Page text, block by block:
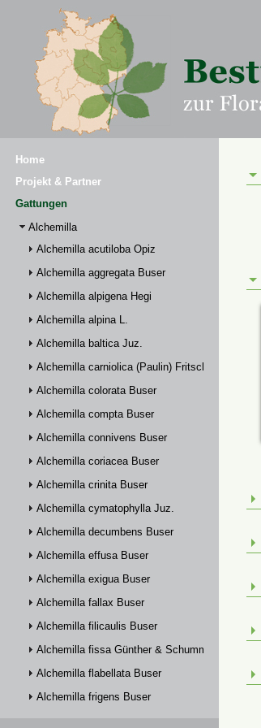
Home
Projekt & Partner
Gattungen
Alchemilla
Alchemilla acutiloba Opiz
Alchemilla aggregata Buser
Alchemilla alpigena Hegi
Alchemilla alpina L.
Alchemilla baltica Juz.
Alchemilla carniolica (Paulin) Fritsch
Alchemilla colorata Buser
Alchemilla compta Buser
Alchemilla connivens Buser
Alchemilla coriacea Buser
Alchemilla crinita Buser
Alchemilla cymatophylla Juz.
Alchemilla decumbens Buser
Alchemilla effusa Buser
Alchemilla exigua Buser
Alchemilla fallax Buser
Alchemilla filicaulis Buser
Alchemilla fissa Günther & Schummel
Alchemilla flabellata Buser
Alchemilla frigens Buser